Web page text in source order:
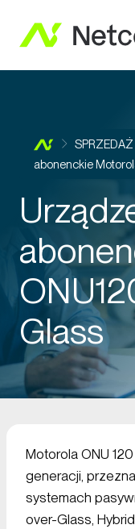
abonenckie
Glass
Motorola ONU
generacji,
systemach
over-Glass,